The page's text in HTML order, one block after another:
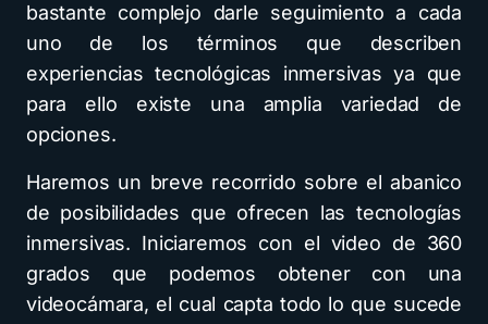
bastante complejo darle seguimiento a cada
uno de los términos que describen
experiencias tecnológicas inmersivas ya que
para ello existe una amplia variedad de
opciones.
Haremos un breve recorrido sobre el abanico
de posibilidades que ofrecen las tecnologías
inmersivas. Iniciaremos con el video de 360
grados que podemos obtener con una
videocámara, el cual capta todo lo que sucede